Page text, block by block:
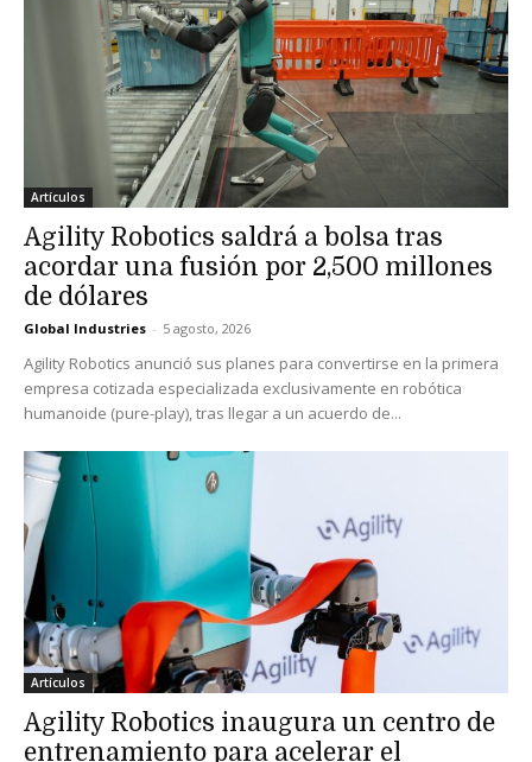
Artículos
Agility Robotics saldrá a bolsa tras
acordar una fusión por 2,500 millones
de dólares
Global Industries - 5 agosto, 2026
Agility Robotics anunció sus planes para convertirse en la primera
empresa cotizada especializada exclusivamente en robótica
humanoide (pure-play), tras llegar a un acuerdo de...
Artículos
Agility Robotics inaugura un centro de
entrenamiento para acelerar el